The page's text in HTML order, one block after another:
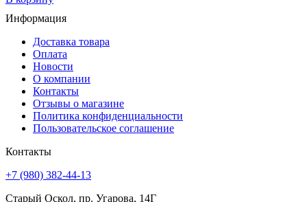
Информация
Доставка товара
Оплата
Новости
О компании
Контакты
Отзывы о магазине
Политика конфиденциальности
Пользовательское соглашение
Контакты
+7 (980) 382-44-13
Старый Оскол, пр. Угарова, 14Г